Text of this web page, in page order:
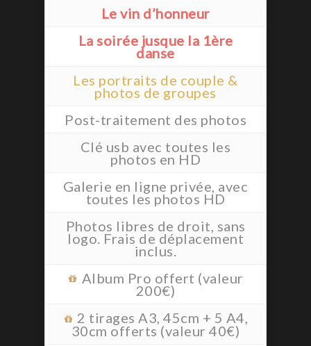
Le vin d’honneur
La soirée jusque la 1ère
danse
Les portraits de couple &
photos de groupes
Post-traitement des photos
Clé usb avec toutes les
photos en HD
Galerie en ligne privée, avec
toutes les photos HD
Photos libres de droit, sans
logo. Frais de déplacement
inclus.
Album Pro offert (valeur
200€)
2 tirages A3, 45cm + 5 A4,
30cm offerts (valeur 40€)